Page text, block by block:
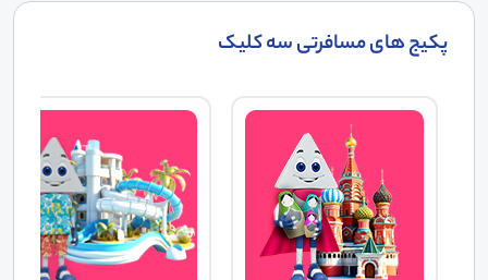
پکیج های مسافرتی سه کلیک